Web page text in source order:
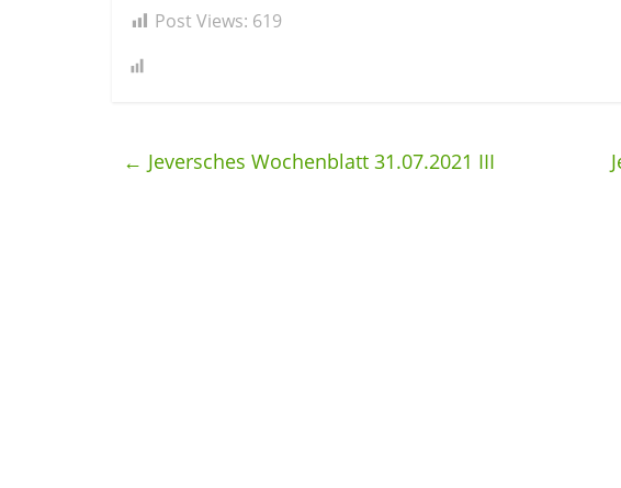
Post Views: 619
← Jeversches Wochenblatt 31.07.2021 III